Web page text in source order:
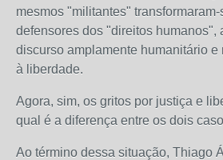
mesmos "militantes"
defensores dos "direitos humanos",
discurso amplamente humanitário
à liberdade.
Agora, sim, os gritos por justiça e
qual é a diferença entre os dois
Ao término dessa situação, Thiago